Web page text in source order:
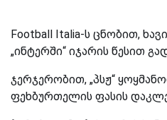
Football Italia-ს ცნობით,
„ინტერში“ იჯარის წესით
ჯერჯერობით, „პსჟ“
ფეხბურთელის ფასის